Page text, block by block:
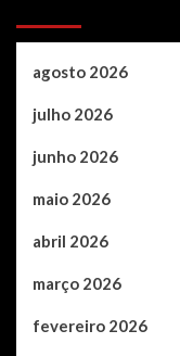
agosto 2026
julho 2026
junho 2026
maio 2026
abril 2026
março 2026
fevereiro 2026